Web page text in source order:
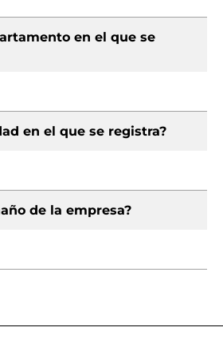
en el que se
en el que se registra?
de la empresa?